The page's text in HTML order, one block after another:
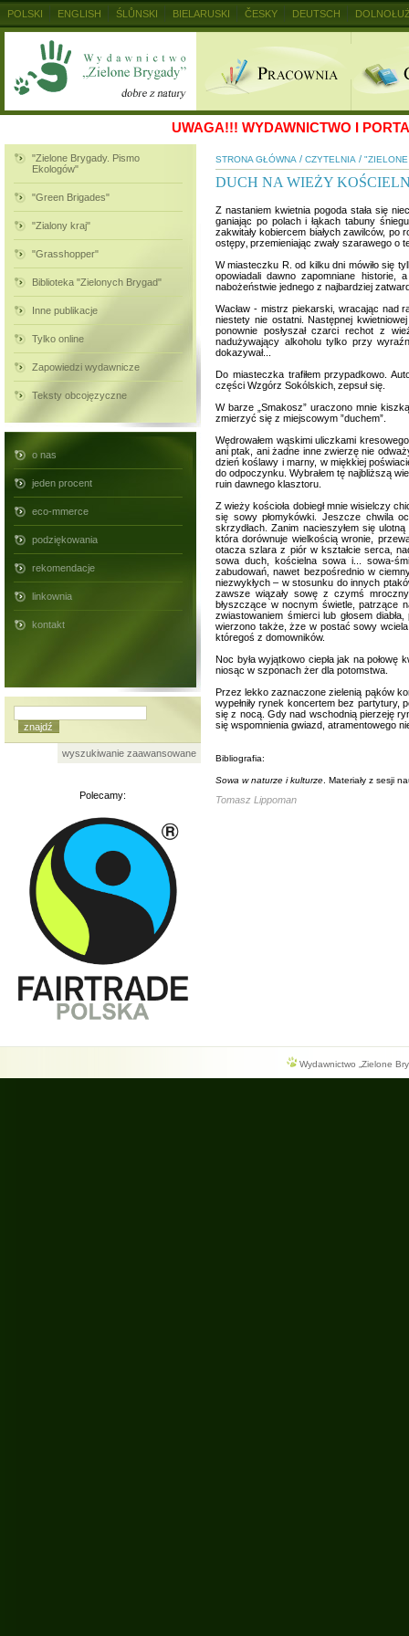
UWAGA!!! WYDAWNICTWO I
"Zielone Brygady. Pismo
Ekologów"
"Green Brigades"
"Zialony kraj"
"Grasshopper"
Biblioteka "Zielonych Brygad"
Inne publikacje
Tylko online
Zapowiedzi wydawnicze
Teksty obcojęzyczne
o nas
jeden procent
eco-mmerce
podziękowania
rekomendacje
linkownia
kontakt
wyszukiwanie zaawansowane
Polecamy:
STRONA GŁÓWNA / CZYTELNIA /
DUCH NA WIEŻY
Z nastaniem kwietnia pogoda stała się
ganiając po polach i łąkach tabuny
zakwitały kobiercem białych zawilców, po
ostępy‚ przemieniając zwały szarawego o
W miasteczku R. od kilku dni mówiło się
opowiadali dawno zapomniane historie,
nabożeństwie jednego z najbardziej
Wacław - mistrz piekarski, wracając nad
niestety nie ostatni. Następnej
ponownie posłyszał czarci rechot z
nadużywający alkoholu tylko przy
dokazywał...
Do miasteczka trafiłem przypadkowo.
części Wzgórz Sokólskich‚ zepsuł się.
W barze „Smakosz” uraczono mnie
zmierzyć się z miejscowym ”duchem”.
Wędrowałem wąskimi uliczkami
ani ptak, ani żadne inne zwierzę nie
dzień koślawy i marny, w miękkiej
do odpoczynku. Wybrałem tę najbliższą
ruin dawnego klasztoru.
Z wieży kościoła dobiegł mnie wisielczy
się sowy płomykówki. Jeszcze chwila
skrzydłach. Zanim nacieszyłem się
która dorównuje wielkością wronie,
otacza szlara z piór w kształcie serca‚
sowa duch, kościelna sowa i... sowa-
zabudowań, nawet bezpośrednio w
niezwykłych – w stosunku do innych
zawsze wiązały sowę z czymś
błyszczące w nocnym świetle, patrzące
zwiastowaniem śmierci lub głosem
wierzono także, żze w postać sowy
któregoś z domowników.
Noc była wyjątkowo ciepła jak na połowę
niosąc w szponach żer dla potomstwa.
Przez lekko zaznaczone zielenią pąków
wypełniły rynek koncertem bez partytury,
się z nocą. Gdy nad wschodnią pierzeję
się wspomnienia gwiazd, atramentowego
Bibliografia:
Sowa w naturze i kulturze . Materiały z sesji
Tomasz Lippoman
Wydawnictwo „Zielone
POLSKI ENGLISH ŚLŮNSKI BIELARUSKI ČESKY DEUTSCH